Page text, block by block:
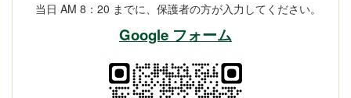
当日 AM 8：20 までに、保護者の方が入力してください。
Google フォーム